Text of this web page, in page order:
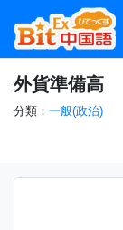
外貨準備高
分類： 一般(政治)